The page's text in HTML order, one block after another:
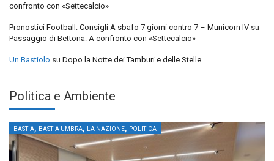
confronto con «Settecalcio»
Pronostici Football: Consigli A sbafo 7 giorni contro 7 – Municorn IV su
Passaggio di Bettona: A confronto con «Settecalcio»
Un Bastiolo su Dopo la Notte dei Tamburi e delle Stelle
Politica e Ambiente
BASTIA, BASTIA UMBRA, LA NAZIONE, POLITICA